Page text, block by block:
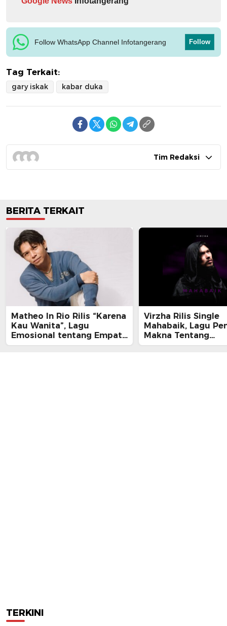
Follow WhatsApp Channel Infotangerang Follow
Tag Terkait:
gary iskak kabar duka
Tim Redaksi
BERITA TERKAIT
Matheo In Rio Rilis “Karena
Kau Wanita”, Lagu
Emosional tentang Empati
dan Kelelahan Perempuan
Virzha Rilis Single
Mahabaik, Lagu
Makna Tentang
Pengampunan dan
TERKINI